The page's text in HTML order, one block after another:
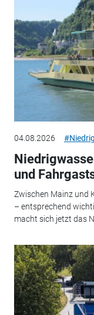
04.08.2026
und
Zwischen Mainz und
– entsprechend
macht sich jetzt das